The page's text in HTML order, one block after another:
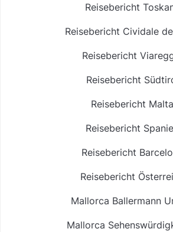
Reisebericht
Reisebericht Cividale
Reisebericht
Reisebericht
Reisebericht Malta
Reisebericht
Reisebericht
Reisebericht
Mallorca Ballermann
Mallorca